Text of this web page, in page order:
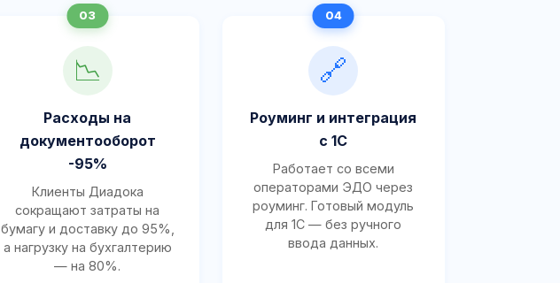
📉
Расходы на
документооборот
-95%
Клиенты Диадока
сокращают затраты на
бумагу и доставку до 95%,
а нагрузку на бухгалтерию
— на 80%.
🔗
Роуминг и интеграция
с 1С
Работает со всеми
операторами ЭДО через
роуминг. Готовый модуль
для 1С — без ручного
ввода данных.